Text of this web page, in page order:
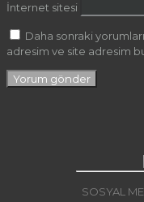
İnternet sitesi
Daha sonraki
adresim ve site adresim
SOSYAL